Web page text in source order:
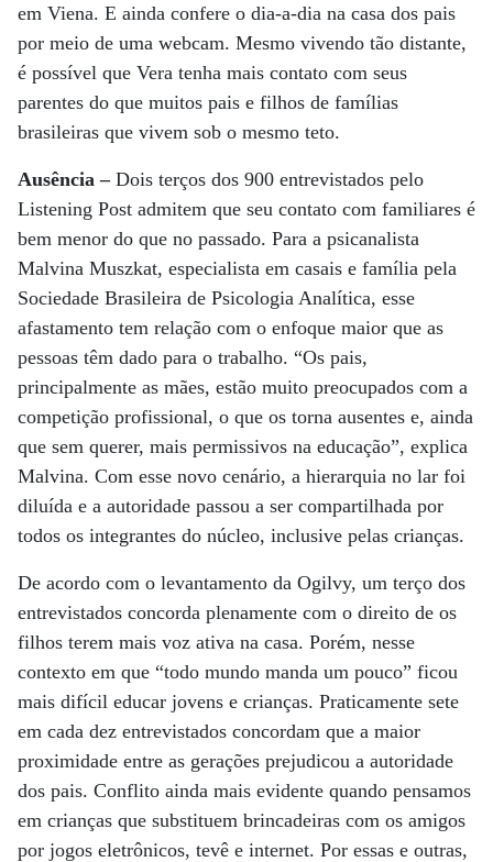
em Viena. E ainda confere o dia-a-dia na casa dos pais
por meio de uma webcam. Mesmo vivendo tão distante,
é possível que Vera tenha mais contato com seus
parentes do que muitos pais e filhos de famílias
brasileiras que vivem sob o mesmo teto.
Ausência –Dois terços dos 900 entrevistados pelo
Listening Post admitem que seu contato com familiares é
bem menor do que no passado. Para a psicanalista
Malvina Muszkat, especialista em casais e família pela
Sociedade Brasileira de Psicologia Analítica, esse
afastamento tem relação com o enfoque maior que as
pessoas têm dado para o trabalho. “Os pais,
principalmente as mães, estão muito preocupados com a
competição profissional, o que os torna ausentes e, ainda
que sem querer, mais permissivos na educação”, explica
Malvina. Com esse novo cenário, a hierarquia no lar foi
diluída e a autoridade passou a ser compartilhada por
todos os integrantes do núcleo, inclusive pelas crianças.
De acordo com o levantamento da Ogilvy, um terço dos
entrevistados concorda plenamente com o direito de os
filhos terem mais voz ativa na casa. Porém, nesse
contexto em que “todo mundo manda um pouco” ficou
mais difícil educar jovens e crianças. Praticamente sete
em cada dez entrevistados concordam que a maior
proximidade entre as gerações prejudicou a autoridade
dos pais. Conflito ainda mais evidente quando pensamos
em crianças que substituem brincadeiras com os amigos
por jogos eletrônicos, tevê e internet. Por essas e outras,